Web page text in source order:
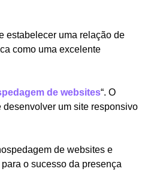
estabelecer uma relação de
como uma excelente
de websites“. O
um site responsivo
de websites e
o sucesso da presença